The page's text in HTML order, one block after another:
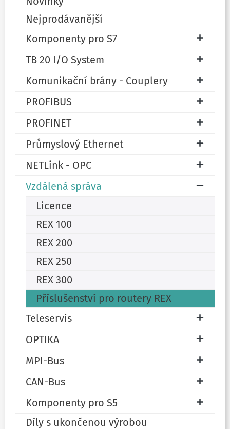
Nejprodávanější
Komponenty pro S7
TB 20 I/O System
Komunikační brány - Couplery
PROFIBUS
PROFINET
Průmyslový Ethernet
NETLink - OPC
Vzdálená správa
Licence
REX 100
REX 200
REX 250
REX 300
Příslušenství pro routery REX
Teleservis
OPTIKA
MPI-Bus
CAN-Bus
Komponenty pro S5
Díly s ukončenou výrobou